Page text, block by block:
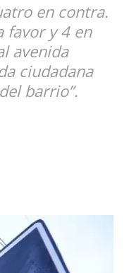
en contra.
favor y 4 en
avenida
ciudadana
barrio”.